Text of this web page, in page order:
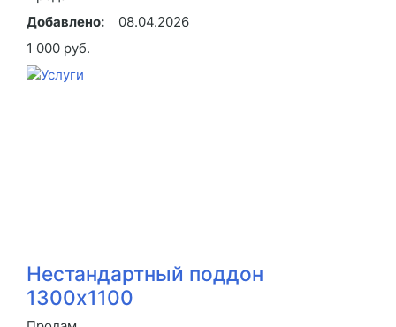
Добавлено:
08.04.2026
1 000 руб.
Нестандартный поддон
1300х1100